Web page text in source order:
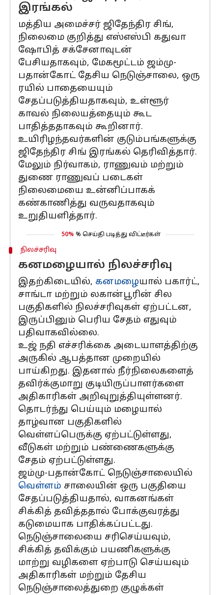
இரங்கல்
மத்திய அமைச்சர் ஜிதேந்திர சிங்,
நிலைமை குறித்து எஸ்எஸ்பி கதுவா
ஷோபித் சக்சேனாவுடன்
பேசியதாகவும், மேகமூட்டம் ஜம்மு-
பதான்கோட் தேசிய நெடுஞ்சாலை, ஒரு
ரயில் பாதையையும்
சேதப்படுத்தியதாகவும், உள்ளூர்
காவல் நிலையத்தையும் கூட
பாதித்ததாகவும் கூறினார்.
உயிரிழந்தவர்களின் குடும்பங்களுக்கு
ஜிதேந்திர சிங் இரங்கல் தெரிவித்தார்.
மேலும் நிர்வாகம், ராணுவம் மற்றும்
துணை ராணுவப் படைகள்
நிலைமையை உன்னிப்பாகக்
கண்காணித்து வருவதாகவும்
உறுதியளித்தார்.
50% % செய்தி படித்து விட்டீர்கள்
நிலச்சரிவு
கனமழையால் நிலச்சரிவு
இதற்கிடையில், கனமழையால் பகார்ட்,
சாங்டா மற்றும் லகான்பூரின் சில
பகுதிகளில் நிலச்சரிவுகள் ஏற்பட்டன,
இருப்பினும் பெரிய சேதம் எதுவும்
பதிவாகவில்லை.
உஜ் நதி எச்சரிக்கை அடையாளத்திற்கு
அருகில் ஆபத்தான முறையில்
பாய்கிறது. இதனால் நீர்நிலைகளைத்
தவிர்க்குமாறு குடியிருப்பாளர்களை
அதிகாரிகள் அறிவுறுத்தியுள்ளனர்.
தொடர்ந்து பெய்யும் மழையால்
தாழ்வான பகுதிகளில்
வெள்ளப்பெருக்கு ஏற்பட்டுள்ளது,
வீடுகள் மற்றும் பண்ணைகளுக்கு
சேதம் ஏற்பட்டுள்ளது.
ஜம்மு-பதான்கோட் நெடுஞ்சாலையில்
வெள்ளம் சாலையின் ஒரு பகுதியை
சேதப்படுத்தியதால், வாகனங்கள்
சிக்கித் தவித்ததால் போக்குவரத்து
கடுமையாக பாதிக்கப்பட்டது.
நெடுஞ்சாலையை சரிசெய்யவும்,
சிக்கித் தவிக்கும் பயணிகளுக்கு
மாற்று வழிகளை ஏற்பாடு செய்யவும்
அதிகாரிகள் மற்றும் தேசிய
நெடுஞ்சாலைத்துறை குழுக்கள்